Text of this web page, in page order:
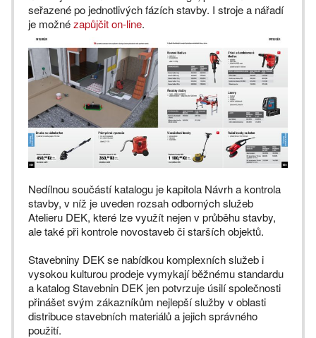
seřazené po jednotlivých fázích stavby. I stroje a nářadí
je možnézapůjčit on-line.
Nedílnou součástí katalogu je kapitola Návrh a kontrola
stavby, v níž je uveden rozsah odborných služeb
Atelieru DEK, které lze využít nejen v průběhu stavby,
ale také při kontrole novostaveb či starších objektů.
Stavebniny DEK se nabídkou komplexních služeb i
vysokou kulturou prodeje vymykají běžnému standardu
a katalog Stavebnin DEK jen potvrzuje úsilí společnosti
přinášet svým zákazníkům nejlepší služby v oblasti
distribuce stavebních materiálů a jejich správného
použití.